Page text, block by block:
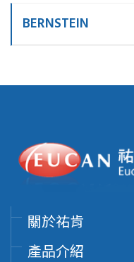
BERNSTEIN
關於祐肯
產品介紹